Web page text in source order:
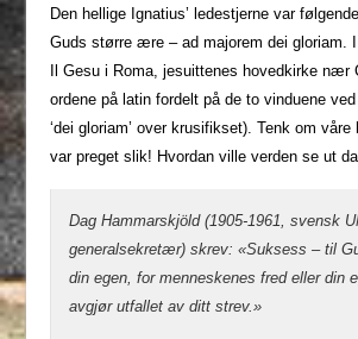
Den hellige Ignatius’ ledestjerne var
Guds større ære – ad majorem dei gloriam.
Il Gesu i Roma, jesuittenes hovedkirke nær
ordene på latin fordelt på de to vinduene
‘dei gloriam’ over krusifikset). Tenk om
var preget slik! Hvordan ville verden se ut
Dag Hammarskjöld (1905-1961, svensk
generalsekretær) skrev: «Suksess – til
din egen, for menneskenes fred eller din
avgjør utfallet av ditt strev.»